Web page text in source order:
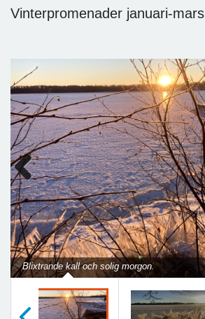
Vinterpromenader januari-mars
Blixtrande kall och solig morgon.
Previous